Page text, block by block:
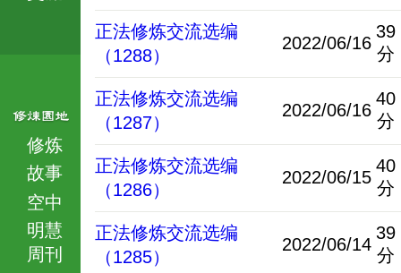
修炼
故事
空中
明慧
周刊
正法修炼交流选编
（1288）
2022/06/16
39
分
正法修炼交流选编
（1287）
2022/06/16
40
分
正法修炼交流选编
（1286）
2022/06/15
40
分
正法修炼交流选编
（1285）
2022/06/14
39
分